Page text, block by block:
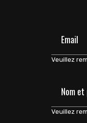
Veuillez
Veuillez